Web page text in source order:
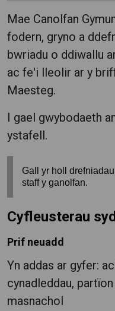
Mae Canolfan
fodern, gryno a
bwriadu o ddiwallu
ac fe'i lleolir ar y
Maesteg.
I gael gwybodaeth
ystafell.
Gall yr holl
staff y ganolfan.
Cyfleusterau
Prif neuadd
Yn addas ar gyfer:
cynadleddau,
masnachol